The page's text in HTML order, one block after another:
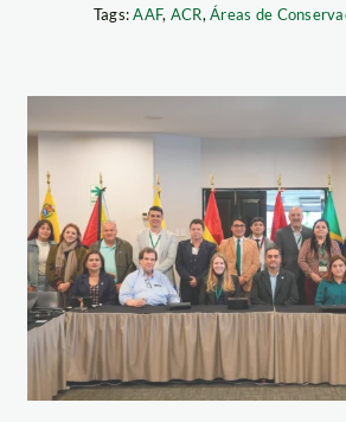
Tags:AAF, ACR,Áreas de
serfor—
forestales-
paises